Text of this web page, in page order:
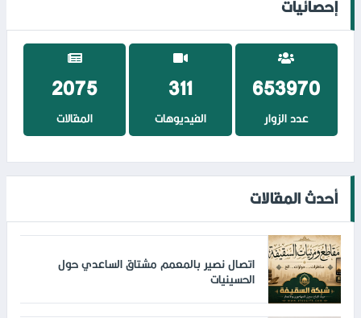
إحصائيات
722625
عدد الزوار
343
الفيديوهات
2293
المقالات
أحدث المقالات
اتصال نصير بالمعمم مشتاق الساعدي حول
الحسينيات